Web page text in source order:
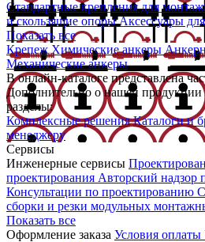
Стандартные крепления для
и скользящие опорыАксессуары
Показать все
КрепежХимические анкеры
Механические анкеры
В онлайн-каталоге представлена
Дополнительно о нашей продукции
разделы:
Комплексные решения Каталоги и
менеджеру
Сервисы
Инженерные сервисы
проектирования Авторский надзор
Консультации по проектированию
сборки и резки модульных
Показать все
Оформление заказа Условия оплаты